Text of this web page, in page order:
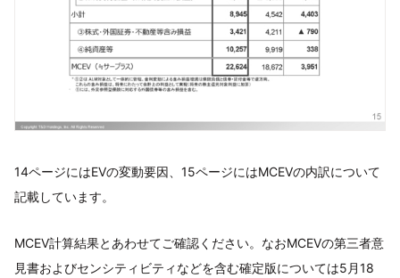
14ページにはEVの変動要因、15ページにはMCEVの内訳について
記載しています。
MCEV計算結果とあわせてご確認ください。なおMCEVの第三者意
見書およびセンシティビティなどを含む確定版については5月18